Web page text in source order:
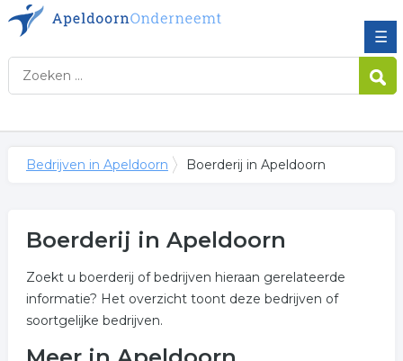
☰
Bedrijven in Apeldoorn Boerderij in Apeldoorn
Boerderij in Apeldoorn
Zoekt u boerderij of bedrijven hieraan gerelateerde
informatie? Het overzicht toont deze bedrijven of
soortgelijke bedrijven.